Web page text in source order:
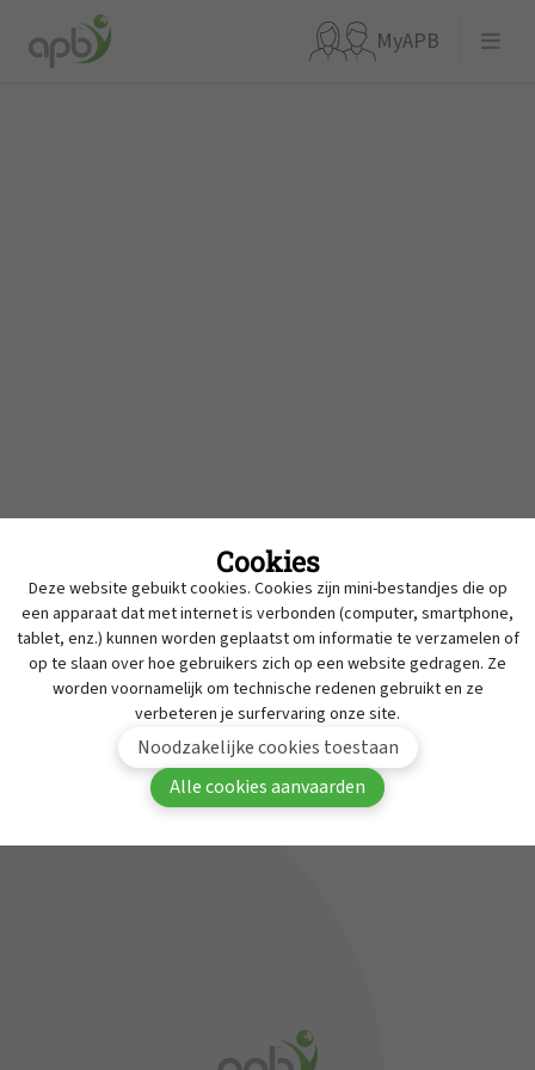
MyAPB
MyAPB
Om deze inhoud te bekijken moet je aangemeld
zijn in MyAPB.
Aanmelden Word lid van APB
APBnews
Werken bij APB
Dienst geneesmiddelen onderzoek
Contact
Cookies
Deze website gebuikt cookies. Cookies zijn mini-bestandjes die op
een apparaat dat met internet is verbonden (computer, smartphone,
tablet, enz.) kunnen worden geplaatst om informatie te verzamelen of
op te slaan over hoe gebruikers zich op een website gedragen. Ze
worden voornamelijk om technische redenen gebruikt en ze
verbeteren je surfervaring onze site.
Noodzakelijke cookies toestaan
Alle cookies aanvaarden